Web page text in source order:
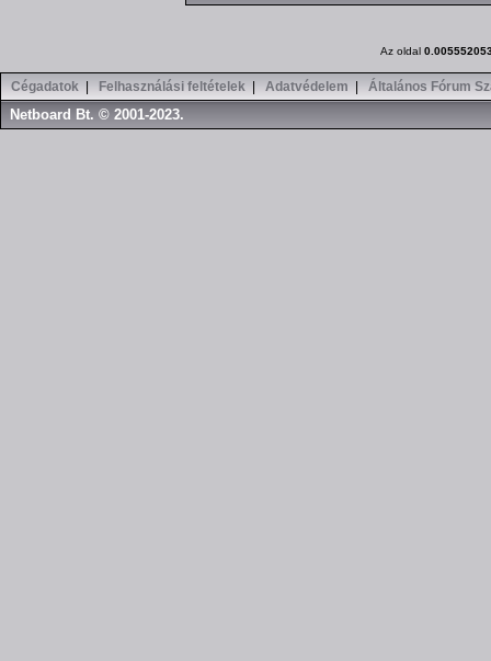
Az oldal
Cégadatok Felhasználási feltételek Adatvédelem Általános Fórum
Netboard Bt. © 2001-2023.